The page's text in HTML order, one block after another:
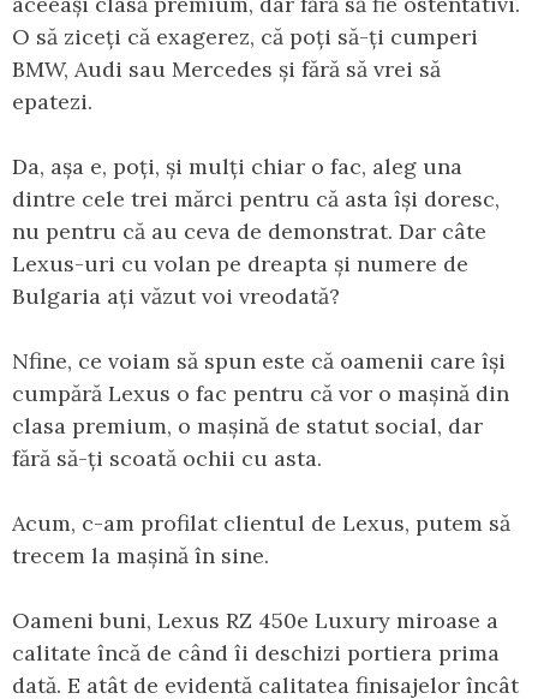
O să ziceți că exagerez, că poți să-ți cumperi
BMW, Audi sau Mercedes și fără să vrei să
epatezi.
Da, așa e, poți, și mulți chiar o fac, aleg una
dintre cele trei mărci pentru că asta își doresc,
nu pentru că au ceva de demonstrat. Dar câte
Lexus-uri cu volan pe dreapta și numere de
Bulgaria ați văzut voi vreodată?
Nfine, ce voiam să spun este că oamenii care își
cumpără Lexus o fac pentru că vor o mașină din
clasa premium, o mașină de statut social, dar
fără să-ți scoată ochii cu asta.
Acum, c-am profilat clientul de Lexus, putem să
trecem la mașină în sine.
Oameni buni, Lexus RZ 450e Luxury miroase a
calitate încă de când îi deschizi portiera prima
dată. E atât de evidentă calitatea finisajelor încât